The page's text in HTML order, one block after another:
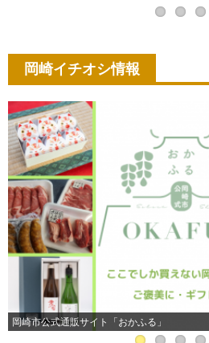
岡崎イチオシ情報
岡崎市公式通販サイト「おかふる」